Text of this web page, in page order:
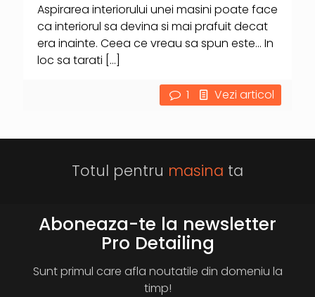
Aspirarea interiorului unei masini poate face
ca interiorul sa devina si mai prafuit decat
era inainte. Ceea ce vreau sa spun este… In
loc sa tarati […]
1 Vezi articol
Totul pentru masina ta
Aboneaza-te la newsletter
Pro Detailing
Sunt primul care afla noutatile din domeniu la
timp!